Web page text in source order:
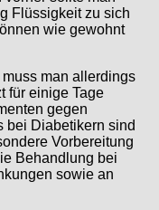
Flüssigkeit zu sich
wie gewohnt
man allerdings
für einige Tage
gegen
bei Diabetikern sind
Vorbereitung
Behandlung bei
sowie an